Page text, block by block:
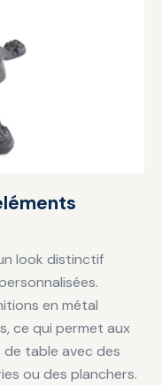
look distinctif
en métal
ce qui permet aux
table avec des
ou des planchers.